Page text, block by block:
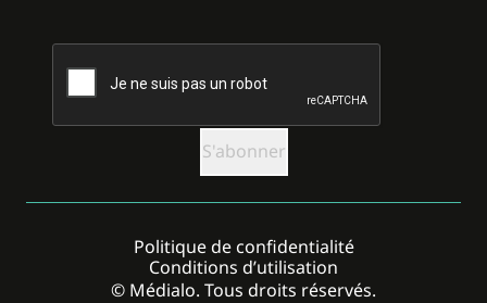
CAPTCHA
© Médialo. Tous droits réservés.
Politique de confidentialité
Conditions d’utilisation